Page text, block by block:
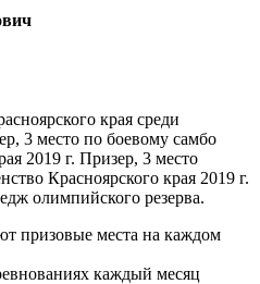
края среди
3 место по боевому самбо
2019 г. Призер, 3 место
Красноярского края 2019 г.
олимпийского резерва.
призовые места на каждом
каждый месяц